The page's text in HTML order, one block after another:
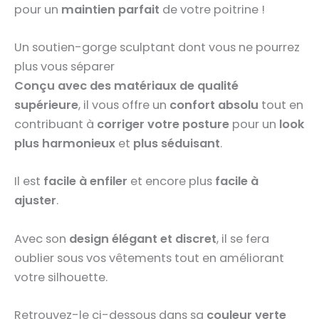
pour un maintien parfait de votre poitrine !
Un soutien-gorge sculptant dont vous ne pourrez
plus vous séparer
Conçu avec des matériaux de qualité
supérieure, il vous offre un confort absolu tout en
contribuant à corriger votre posture pour un look
plus harmonieux et plus séduisant.
Il est facile à enfiler et encore plus facile à
ajuster.
Avec son design élégant et discret, il se fera
oublier sous vos vêtements tout en améliorant
votre silhouette.
Retrouvez-le ci-dessous dans sa couleur verte